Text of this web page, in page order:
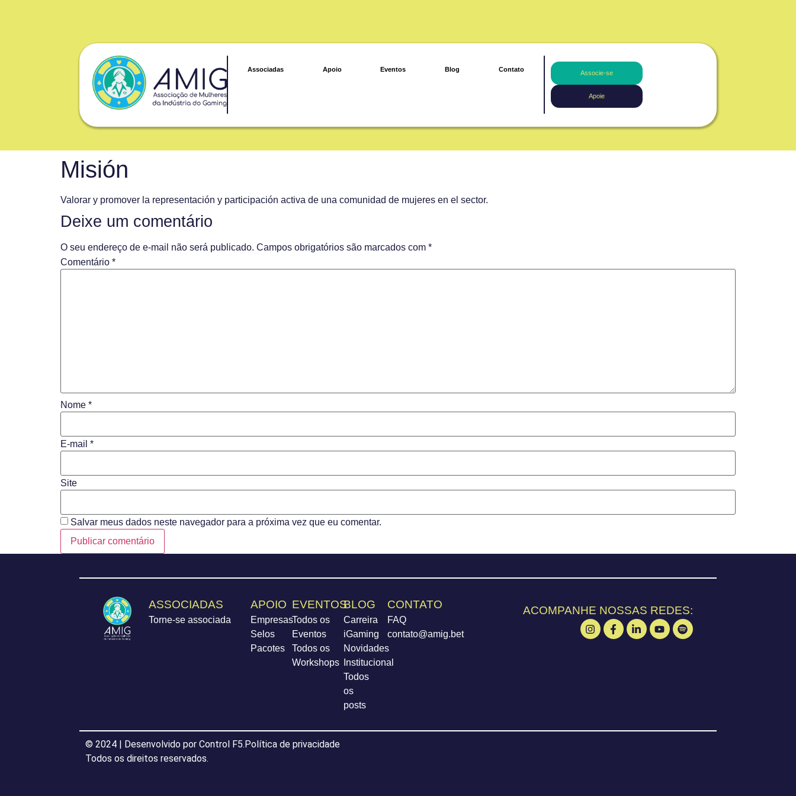
Associadas Apoio Eventos Blog Contato Associe-se
Apoie
Misión
Valorar y promover la representación y participación activa de una comunidad de mujeres en el sector.
Deixe um comentário
O seu endereço de e-mail não será publicado. Campos obrigatórios são marcados com *
Comentário *
Nome *
E-mail *
Site
Salvar meus dados neste navegador para a próxima vez que eu comentar.
ASSOCIADAS
Torne-se associada
APOIO
Empresas
Selos
Pacotes
EVENTOS
Todos os
Eventos
Todos os
Workshops
BLOG
Carreira
iGaming
Novidades
Institucional
Todos
os
posts
CONTATO
FAQ
contato@amig.bet
ACOMPANHE NOSSAS REDES:
© 2024 | Desenvolvido por Control F5.
Todos os direitos reservados.
Política de privacidade